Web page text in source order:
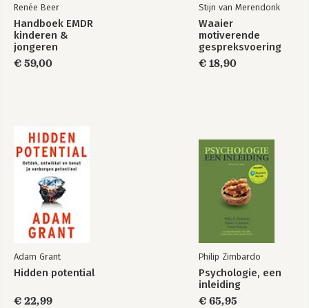
Verwerken en
versterken
Bekijk alle boeken
Renée Beer
Handboek EMDR
kinderen &
jongeren
€ 59,00
Stijn van Merendonk
Waaier
motiverende
gespreksvoering
€ 18,90
Adam Grant
Hidden potential
€ 22,99
Philip Zimbardo
Psychologie, een
inleiding
€ 65,95